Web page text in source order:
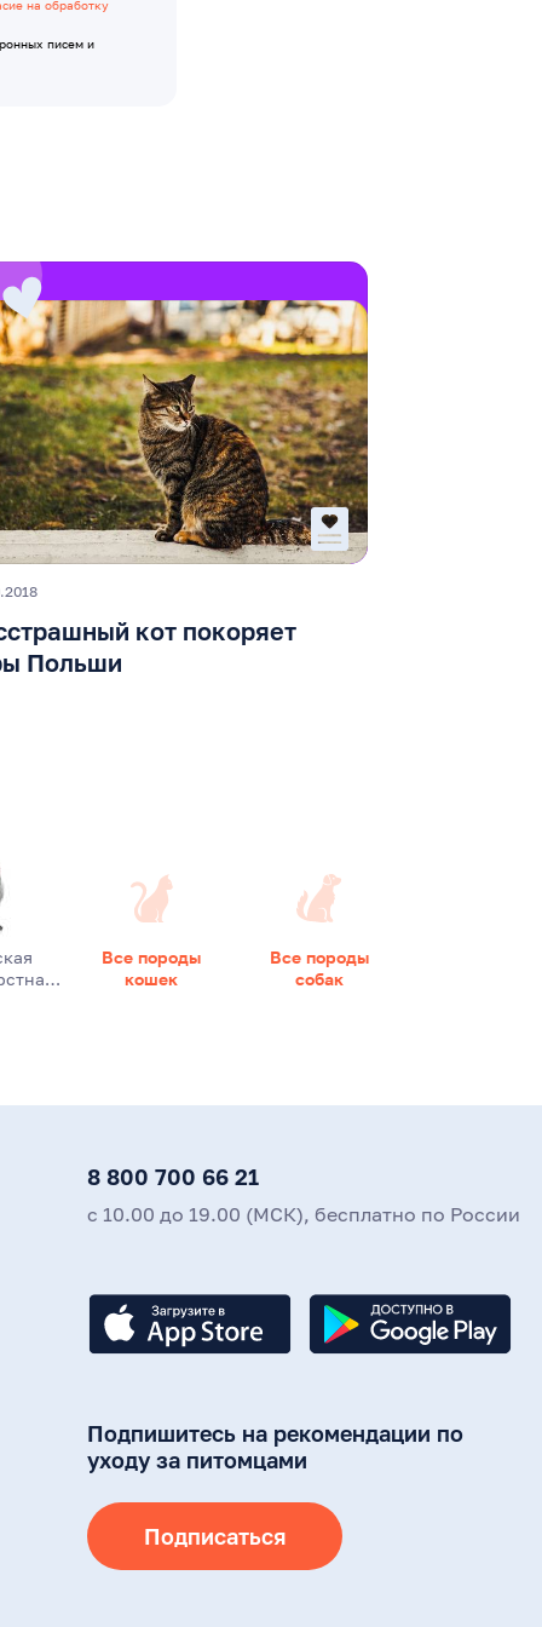
на обработку
писем и
кот покоряет
Польши
Все породы
кошек
Все породы
собак
8 800 700 66 21
с 10.00 до 19.00 (МСК), бесплатно по России
Подпишитесь на рекомендации по
уходу за питомцами
Подписаться